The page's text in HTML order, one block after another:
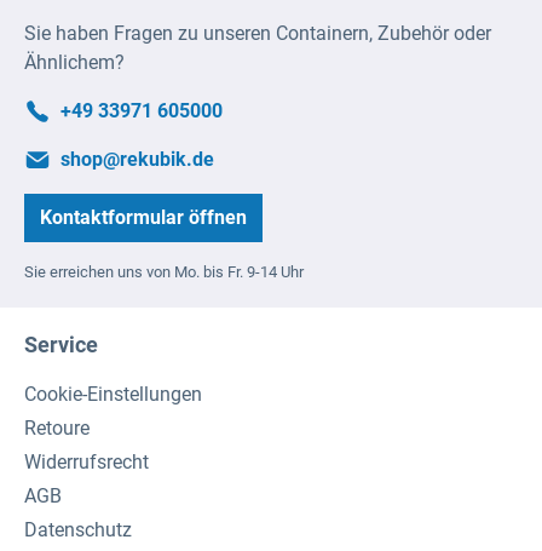
Sie haben Fragen zu unseren Containern, Zubehör oder
Ähnlichem?
+49 33971 605000
shop@rekubik.de
Kontaktformular öffnen
Sie erreichen uns von Mo. bis Fr. 9-14 Uhr
Service
Cookie-Einstellungen
Retoure
Widerrufsrecht
AGB
Datenschutz